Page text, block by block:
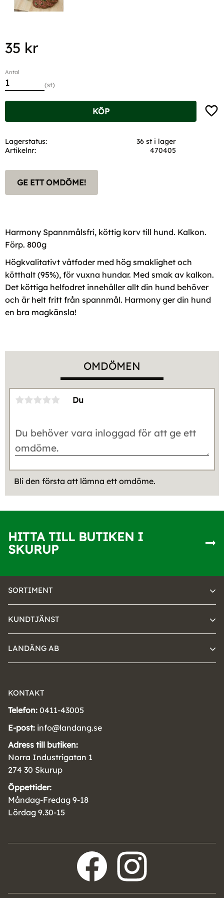
35 kr
Antal
st
KÖP
Lagerstatus
36 st i lager
Artikelnr
470405
GE ETT OMDÖME!
Harmony Spannmålsfri, köttig korv till hund. Kalkon.
Förp. 800g
Högkvalitativt våtfoder med hög smaklighet och
kötthalt (95%), för vuxna hundar. Med smak av kalkon.
Det köttiga helfodret innehåller allt din hund behöver
och är helt fritt från spannmål. Harmony ger din hund
en bra magkänsla!
OMDÖMEN
Du
Bli den första att lämna ett omdöme.
HITTA TILL BUTIKEN I
SKURUP
SORTIMENT
KUNDTJÄNST
LANDÄNG AB
KONTAKT
Telefon: 0411-43005
E-post: info@landang.se
Adress till butiken:
Norra Industrigatan 1
274 30 Skurup
Öppettider:
Måndag-Fredag 9-18
Lördag 9.30-15